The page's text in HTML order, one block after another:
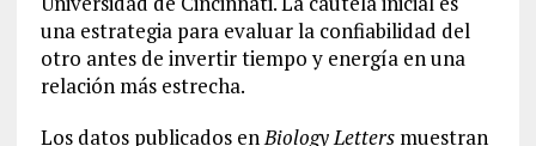
una estrategia para evaluar la confiabilidad del
otro antes de invertir tiempo y energía en una
relación más estrecha.
Los datos publicados en Biology Lettersmuestran